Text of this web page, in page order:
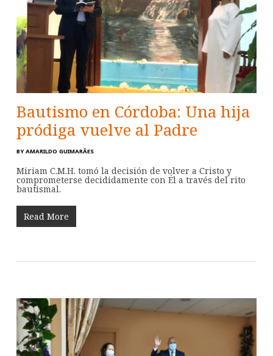
Bautismo en Córdoba: Una hija
pródiga vuelve al Padre
BY AMARILDO GUIMARÃES
Miriam C.M.H. tomó la decisión de volver a Cristo y
comprometerse decididamente con Él a través del rito
bautismal.
Read More